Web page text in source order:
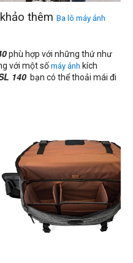
thêm Ba lô máy ảnh
phù hợp với những thứ như
với một số máy ảnh kích
140 bạn có thể thoải mái đi